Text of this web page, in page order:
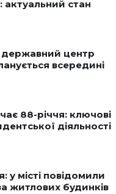
стан
державний центр
всередині
88-річчя: ключові
діяльності
у місті повідомили
житлових будинків